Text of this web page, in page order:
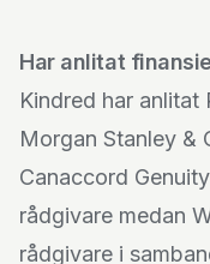
Har anlitat
Kindred har anlitat
Morgan Stanley &
Canaccord
rådgivare medan
rådgivare i